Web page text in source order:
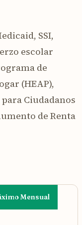
SSI,
escolar
de
(HEAP),
Ciudadanos
de Renta
Mensual